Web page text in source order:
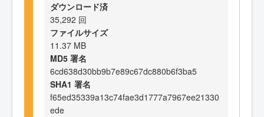
ダウンロード済
35,292 回
ファイルサイズ
11.37 MB
MD5 署名
6cd638d30bb9b7e89c67dc880b6f3ba5
SHA1 署名
f65ed35339a13c74fae3d1777a7967ee21330
ede